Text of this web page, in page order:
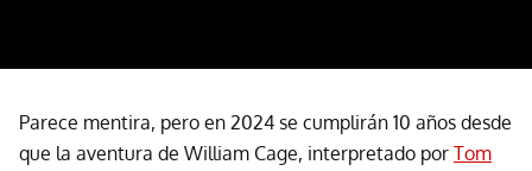
Parece mentira, pero en 2024 se cumplirán 10 años desde
que la aventura de William Cage, interpretado por Tom